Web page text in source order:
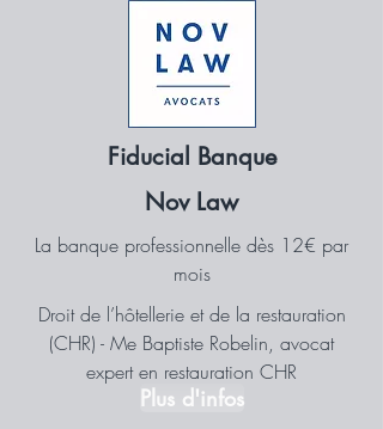
Fiducial Banque
Nov Law
La banque professionnelle dès 12€ par
mois
Droit de l’hôtellerie et de la restauration
(CHR) - Me Baptiste Robelin, avocat
expert en restauration CHR
Plus d'infos